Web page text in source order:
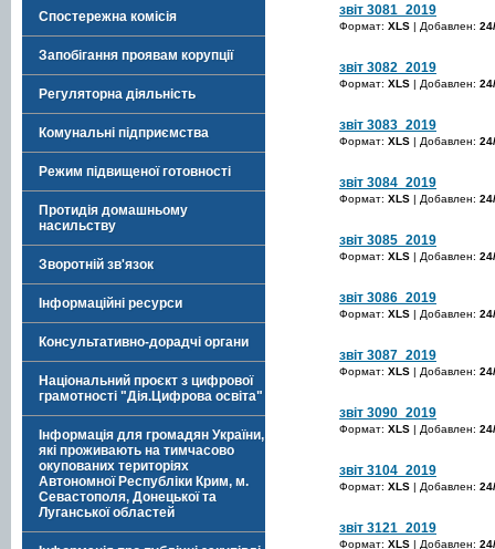
Спостережна комісія
Запобігання проявам корупції
Регуляторна діяльність
Комунальні підприємства
Режим підвищеної готовності
Протидія домашньому
насильству
Зворотній зв'язок
Інформаційні ресурси
Консультативно-дорадчі органи
Національний проєкт з цифрової
грамотності "Дія.Цифрова освіта"
Інформація для громадян України,
які проживають на тимчасово
окупованих територіях
Автономної Республіки Крим, м.
Севастополя, Донецької та
Луганської областей
звіт 3081_2019
Формат: XLS | Добавлен:
звіт 3082_2019
Формат: XLS | Добавлен:
звіт 3083_2019
Формат: XLS | Добавлен:
звіт 3084_2019
Формат: XLS | Добавлен:
звіт 3085_2019
Формат: XLS | Добавлен:
звіт 3086_2019
Формат: XLS | Добавлен:
звіт 3087_2019
Формат: XLS | Добавлен:
звіт 3090_2019
Формат: XLS | Добавлен:
звіт 3104_2019
Формат: XLS | Добавлен:
звіт 3121_2019
Формат: XLS | Добавлен: